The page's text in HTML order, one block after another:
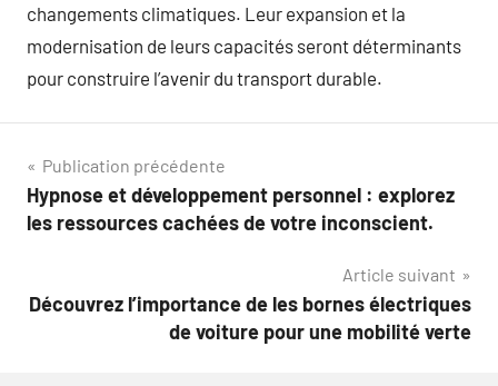
changements climatiques. Leur expansion et la
modernisation de leurs capacités seront déterminants
pour construire l’avenir du transport durable.
Navigation
de
Publication précédente
Hypnose et développement personnel : explorez
les ressources cachées de votre inconscient.
Article suivant
Découvrez l’importance de les bornes électriques
de voiture pour une mobilité verte